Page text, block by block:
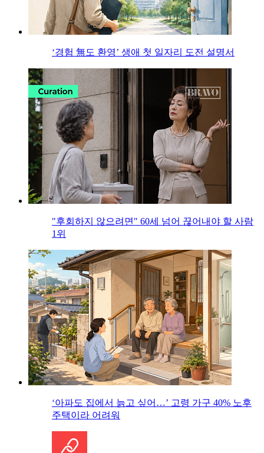
‘경험 無도 환영’ 생애 첫 일자리 도전 설명서
"후회하지 않으려면" 60세 넘어 끊어내야 할 사람
1위
‘아파도 집에서 늙고 싶어…’ 고령 가구 40% 노후
주택이라 어려워